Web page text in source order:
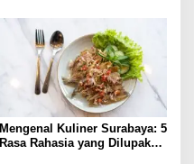
Mengenal Kuliner Surabaya: 5
Rasa Rahasia yang Dilupakan